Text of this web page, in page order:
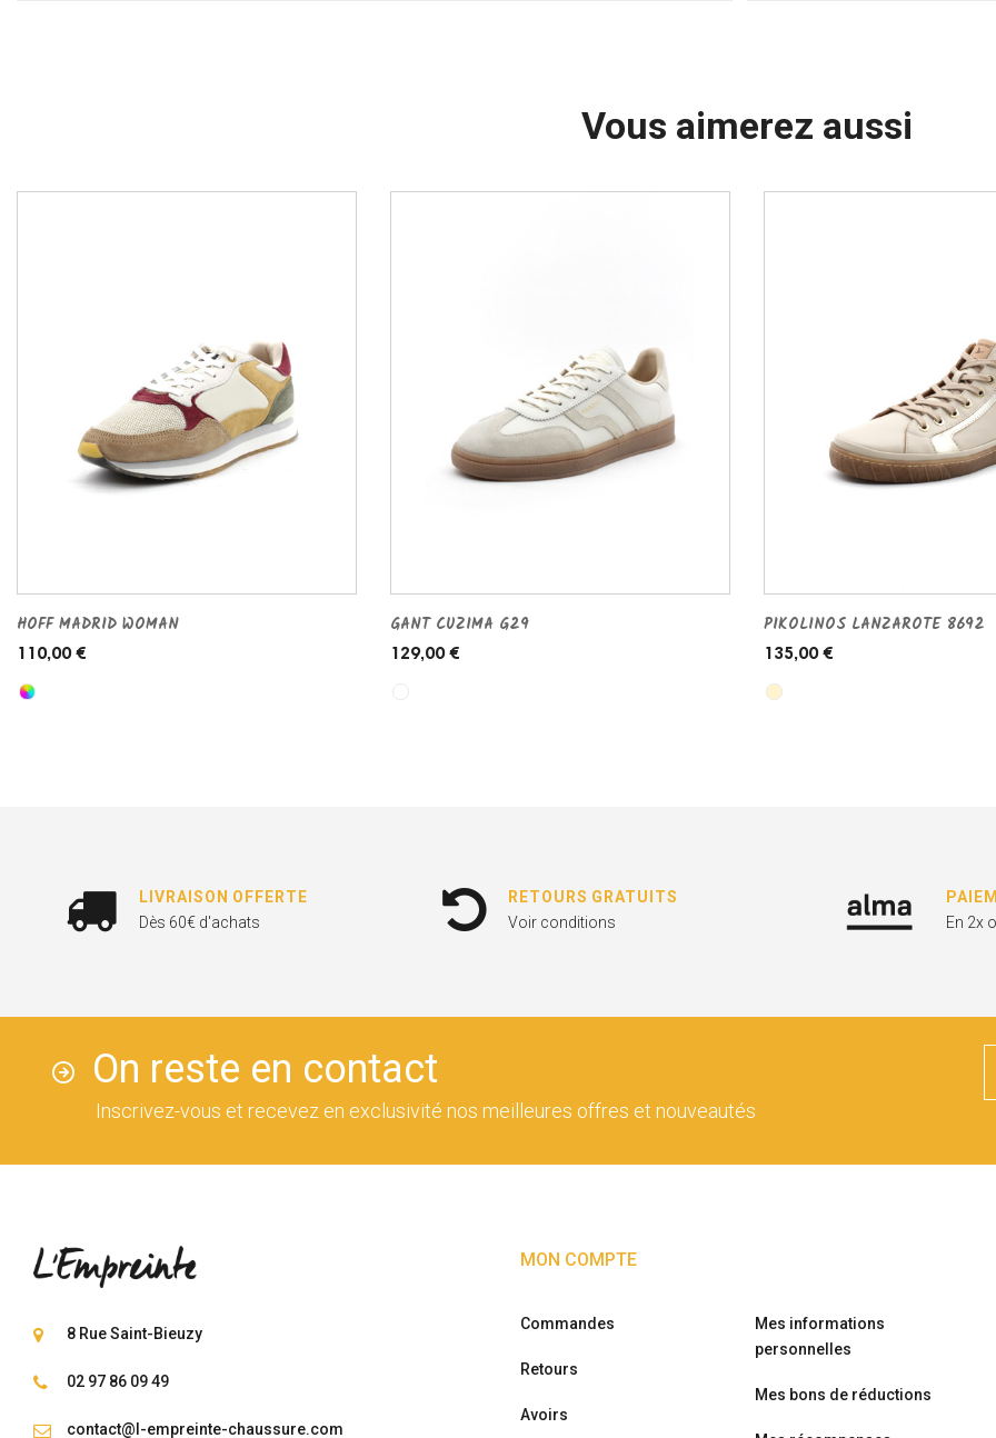
Vous aimerez aussi
HOFF MADRID WOMAN
110,00 €
GANT CUZIMA G29
129,00 €
PIKOLINOS LANZAROTE 8692
135,00 €
LIVRAISON OFFERTE
Dès 60€ d'achats
RETOURS GRATUITS
Voir conditions
En 2x
On reste en contact
Inscrivez-vous et recevez en exclusivité nos meilleures offres et nouveautés
8 Rue Saint-Bieuzy
02 97 86 09 49
contact@l-empreinte-chaussure.com
MON COMPTE
Commandes
Retours
Avoirs
Mes informations
personnelles
Mes bons de réductions